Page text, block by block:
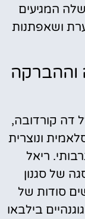
המגיעים
ושאפתנות
וההברקה
דה קורדובה,
ונוצרית
ריאל
של סגנון
סודות של
בילבאו